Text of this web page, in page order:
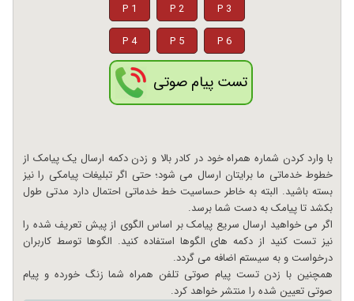
P 1
P 2
P 3
P 4
P 5 P 6
تست پیام صوتی
با وارد کردن شماره همراه خود در کادر بالا و زدن دکمه ارسال یک پیامک از
خطوط خدماتی ما برایتان ارسال می شود؛ حتی اگر تبلیغات پیامکی را نیز
بسته باشید. البته به خاطر حساسیت خط خدماتی احتمال دارد مدتی طول
بکشد تا پیامک به دست شما برسد.
اگر می خواهید ارسال سریع پیامک بر اساس الگوی از پیش تعریف شده را
نیز تست کنید از دکمه های الگوها استفاده کنید. الگوها توسط کاربران
درخواست و به سیستم اضافه می گردد.
همچنین با زدن تست پیام صوتی تلفن همراه شما زنگ خورده و پیام
صوتی تعیین شده را منتشر خواهد کرد.